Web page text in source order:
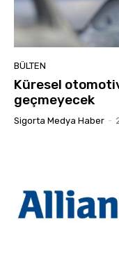
BÜLTEN
Küresel
geçmeyecek
Sigorta Medya Haber -